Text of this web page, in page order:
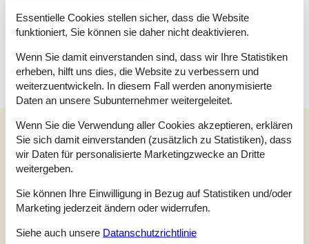
Terrasse
Externe Bewertungen
Unsere Gästebewertungen Externe Bewertungen
3,0
1 externe Bewertung
Essentielle Cookies stellen sicher, dass die Website
funktioniert, Sie können sie daher nicht deaktivieren.
Wenn Sie damit einverstanden sind, dass wir Ihre Statistiken
erheben, hilft uns dies, die Website zu verbessern und
weiterzuentwickeln. In diesem Fall werden anonymisierte
Daten an unsere Subunternehmer weitergeleitet.
Wenn Sie die Verwendung aller Cookies akzeptieren, erklären
Sie sich damit einverstanden (zusätzlich zu Statistiken), dass
wir Daten für personalisierte Marketingzwecke an Dritte
weitergeben.
Sie können Ihre Einwilligung in Bezug auf Statistiken und/oder
Marketing jederzeit ändern oder widerrufen.
Siehe auch unsere Datanschutzrichtlinie